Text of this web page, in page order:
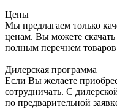
Цены
Мы предлагаем только
ценам. Вы можете
полным перечнем
Дилерская программа
Если Вы желаете
сотрудничать. С
по предварительной